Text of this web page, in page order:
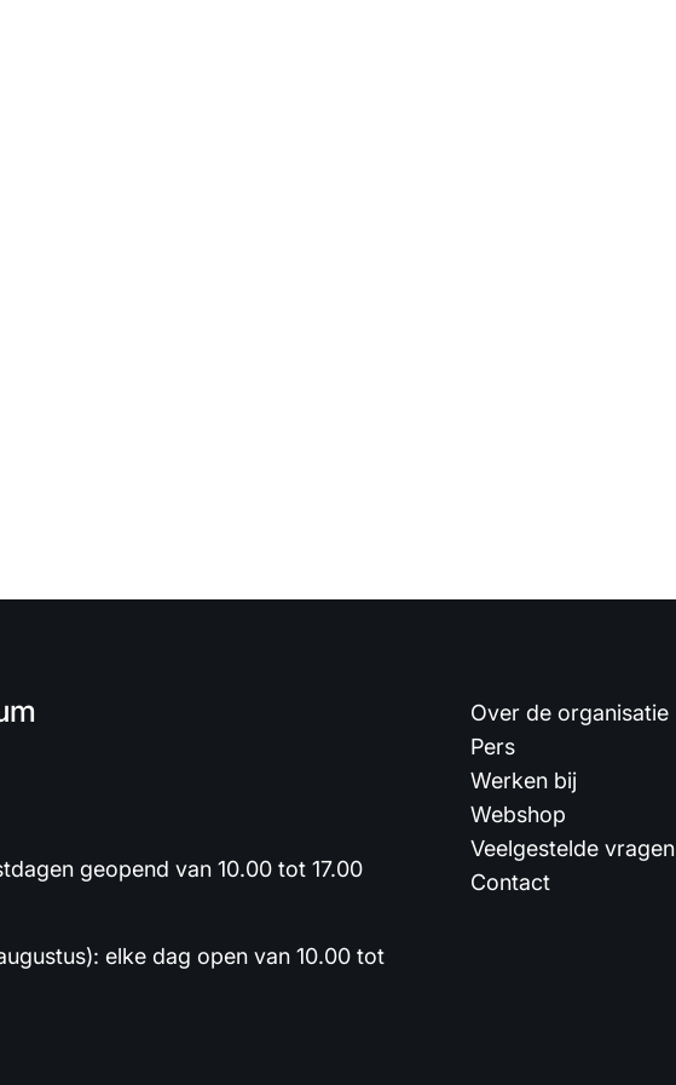
geopend van 10.00 tot 17.00
elke dag open van 10.00 tot
Over de organisatie
Pers
Werken bij
Webshop
Veelgestelde vragen
Contact